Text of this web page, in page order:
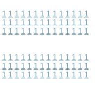
1 1 1 1 1 1 1 1 1 1 1 1 1 1
1 1 1 1 1 1 1 1 1 1 1 1 1 1
1 1 1 1 1 1 1 1 1 1 1 1 1 1
1 1 1 1 1 1 1 1 1 1 1 1 1 1
1 1 1 1 1 1 1 1 1 1 1 1 1 1
1 1 1 1 1 1 1 1 1 1 1 1 1 1